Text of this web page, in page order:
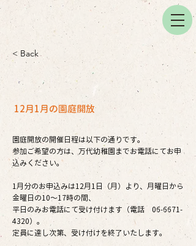
< Back
12月1月の園庭開放
園庭開放の開催日程は以下の通りです。
参加ご希望の方は、万代幼稚園までお電話にてお申
込みください。
1月分のお申込みは12月1日（月）より、月曜日から
金曜日の10～17時の間、
平日のみお電話にて受け付けます（電話06-6671-
4320）。
定員に達し次第、受け付けを終了いたします。